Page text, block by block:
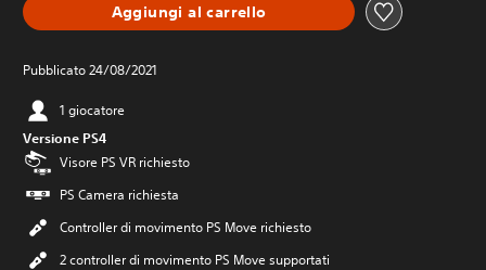
Aggiungi al carrello
Pubblicato 24/08/2021
1 giocatore
Versione PS4
Visore PS VR richiesto
PS Camera richiesta
Controller di movimento PS Move richiesto
2 controller di movimento PS Move supportati